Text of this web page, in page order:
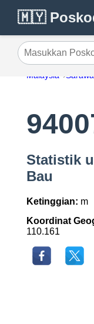
🇲🇾
Masukkan
Malaysia
Statistik
Bau
Ketinggian: m
Koordinat
110.161